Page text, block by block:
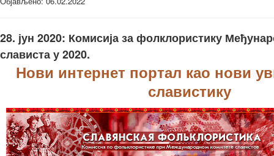
28. јун 2020: Комисија за фолклористику
слависта у 2020.
Нови интернет портал као нови
славистику